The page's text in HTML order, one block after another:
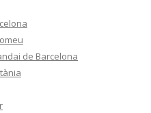
de Barcelona